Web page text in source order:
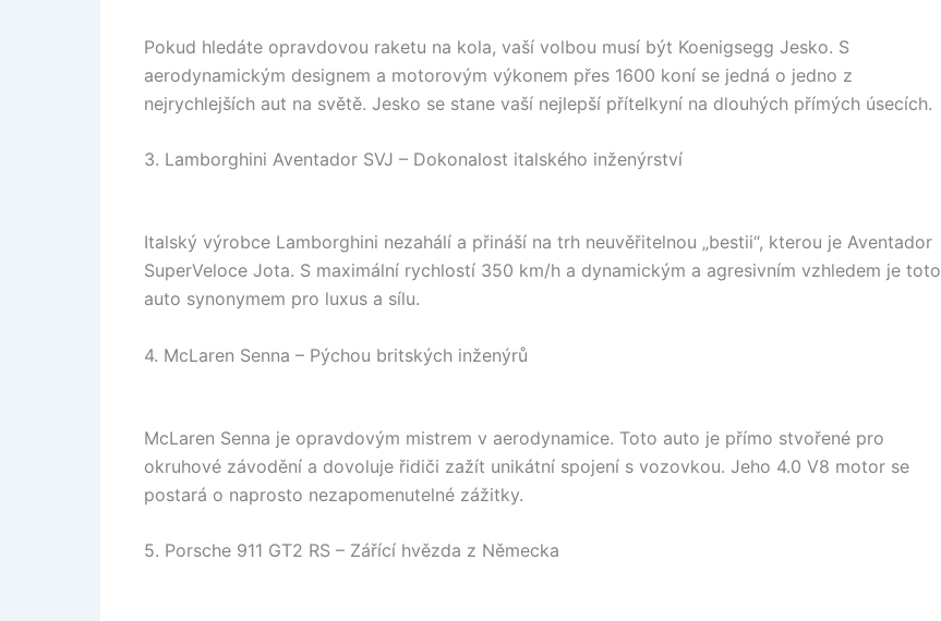
Pokud hledáte opravdovou raketu na kola, vaší volbou musí být Koenigsegg Jesko. S
aerodynamickým designem a motorovým výkonem přes 1600 koní se jedná o jedno z
nejrychlejších aut na světě. Jesko se stane vaší nejlepší přítelkyní na dlouhých přímých úsecích.
3. Lamborghini Aventador SVJ – Dokonalost italského inženýrství
Italský výrobce Lamborghini nezahálí a přináší na trh neuvěřitelnou „bestii“, kterou je Aventador
SuperVeloce Jota. S maximální rychlostí 350 km/h a dynamickým a agresivním vzhledem je toto
auto synonymem pro luxus a sílu.
4. McLaren Senna – Pýchou britských inženýrů
McLaren Senna je opravdovým mistrem v aerodynamice. Toto auto je přímo stvořené pro
okruhové závodění a dovoluje řidiči zažít unikátní spojení s vozovkou. Jeho 4.0 V8 motor se
postará o naprosto nezapomenutelné zážitky.
5. Porsche 911 GT2 RS – Zářící hvězda z Německa